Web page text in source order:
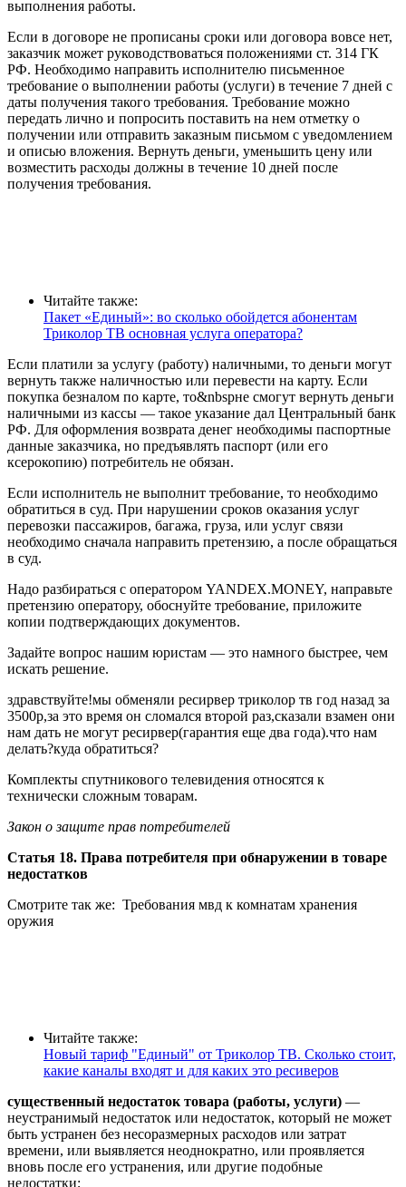
выполнения работы.
Если в договоре не прописаны сроки или договора вовсе нет,
заказчик может руководствоваться положениями ст. 314 ГК
РФ. Необходимо направить исполнителю письменное
требование о выполнении работы (услуги) в течение 7 дней с
даты получения такого требования. Требование можно
передать лично и попросить поставить на нем отметку о
получении или отправить заказным письмом с уведомлением
и описью вложения. Вернуть деньги, уменьшить цену или
возместить расходы должны в течение 10 дней после
получения требования.
Читайте также:
Пакет «Единый»: во сколько обойдется абонентам
Триколор ТВ основная услуга оператора?
Если платили за услугу (работу) наличными, то деньги могут
вернуть также наличностью или перевести на карту. Если
покупка безналом по карте, то&nbspне смогут вернуть деньги
наличными из кассы — такое указание дал Центральный банк
РФ. Для оформления возврата денег необходимы паспортные
данные заказчика, но предъявлять паспорт (или его
ксерокопию) потребитель не обязан.
Если исполнитель не выполнит требование, то необходимо
обратиться в суд. При нарушении сроков оказания услуг
перевозки пассажиров, багажа, груза, или услуг связи
необходимо сначала направить претензию, а после обращаться
в суд.
Надо разбираться с оператором YANDEX.MONEY, направьте
претензию оператору, обоснуйте требование, приложите
копии подтверждающих документов.
Задайте вопрос нашим юристам — это намного быстрее, чем
искать решение.
здравствуйте!мы обменяли ресирвер триколор тв год назад за
3500р,за это время он сломался второй раз,сказали взамен они
нам дать не могут ресирвер(гарантия еще два года).что нам
делать?куда обратиться?
Комплекты спутникового телевидения относятся к
технически сложным товарам.
Закон о защите прав потребителей
Статья 18. Права потребителя при обнаружении в товаре
недостатков
Смотрите так же: Требования мвд к комнатам хранения
оружия
Читайте также:
Новый тариф "Единый" от Триколор ТВ. Сколько стоит,
какие каналы входят и для каких это ресиверов
существенный недостаток товара (работы, услуги) —
неустранимый недостаток или недостаток, который не может
быть устранен без несоразмерных расходов или затрат
времени, или выявляется неоднократно, или проявляется
вновь после его устранения, или другие подобные
недостатки;